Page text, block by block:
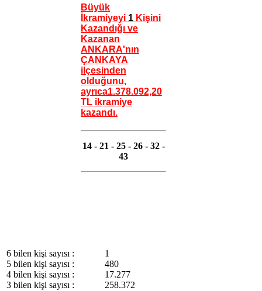
Büyük
İkramiyeyi 1 Kişini
Kazandığı ve
Kazanan
ANKARA'nın
ÇANKAYA
ilçesinden
olduğunu,
ayrıca1.378.092,20
TL ikramiye
kazandı.
14 - 21 - 25 - 26 - 32 -
43
6 bilen kişi sayısı :
5 bilen kişi sayısı :
4 bilen kişi sayısı :
3 bilen kişi sayısı :
1
480
17.277
258.372